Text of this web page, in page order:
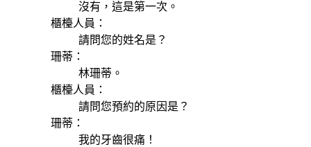
沒有，這是第一次。
櫃檯人員：
請問您的姓名是？
珊蒂：
林珊蒂。
櫃檯人員：
請問您預約的原因是？
珊蒂：
我的牙齒很痛！